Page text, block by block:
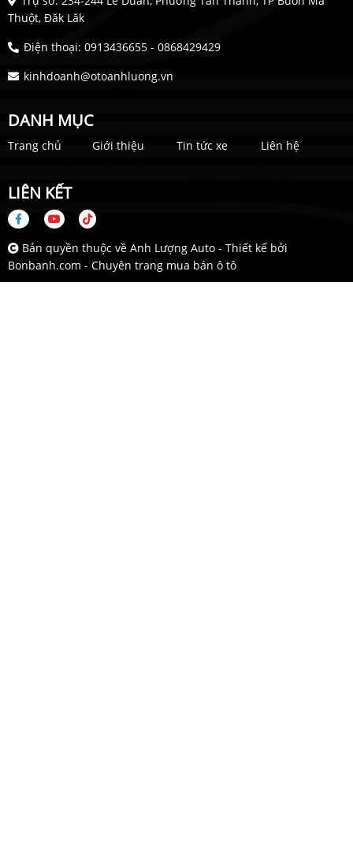
Thuột, Đăk Lăk
Điện thoại: 0913436655 - 0868429429
kinhdoanh@otoanhluong.vn
DANH MỤC
Trang chủ Giới thiệu Tin tức xe Liên hệ
LIÊN KẾT
Bản quyền thuộc về Anh Lượng Auto - Thiết kế bởi
Bonbanh.com - Chuyên trang mua bán ô tô